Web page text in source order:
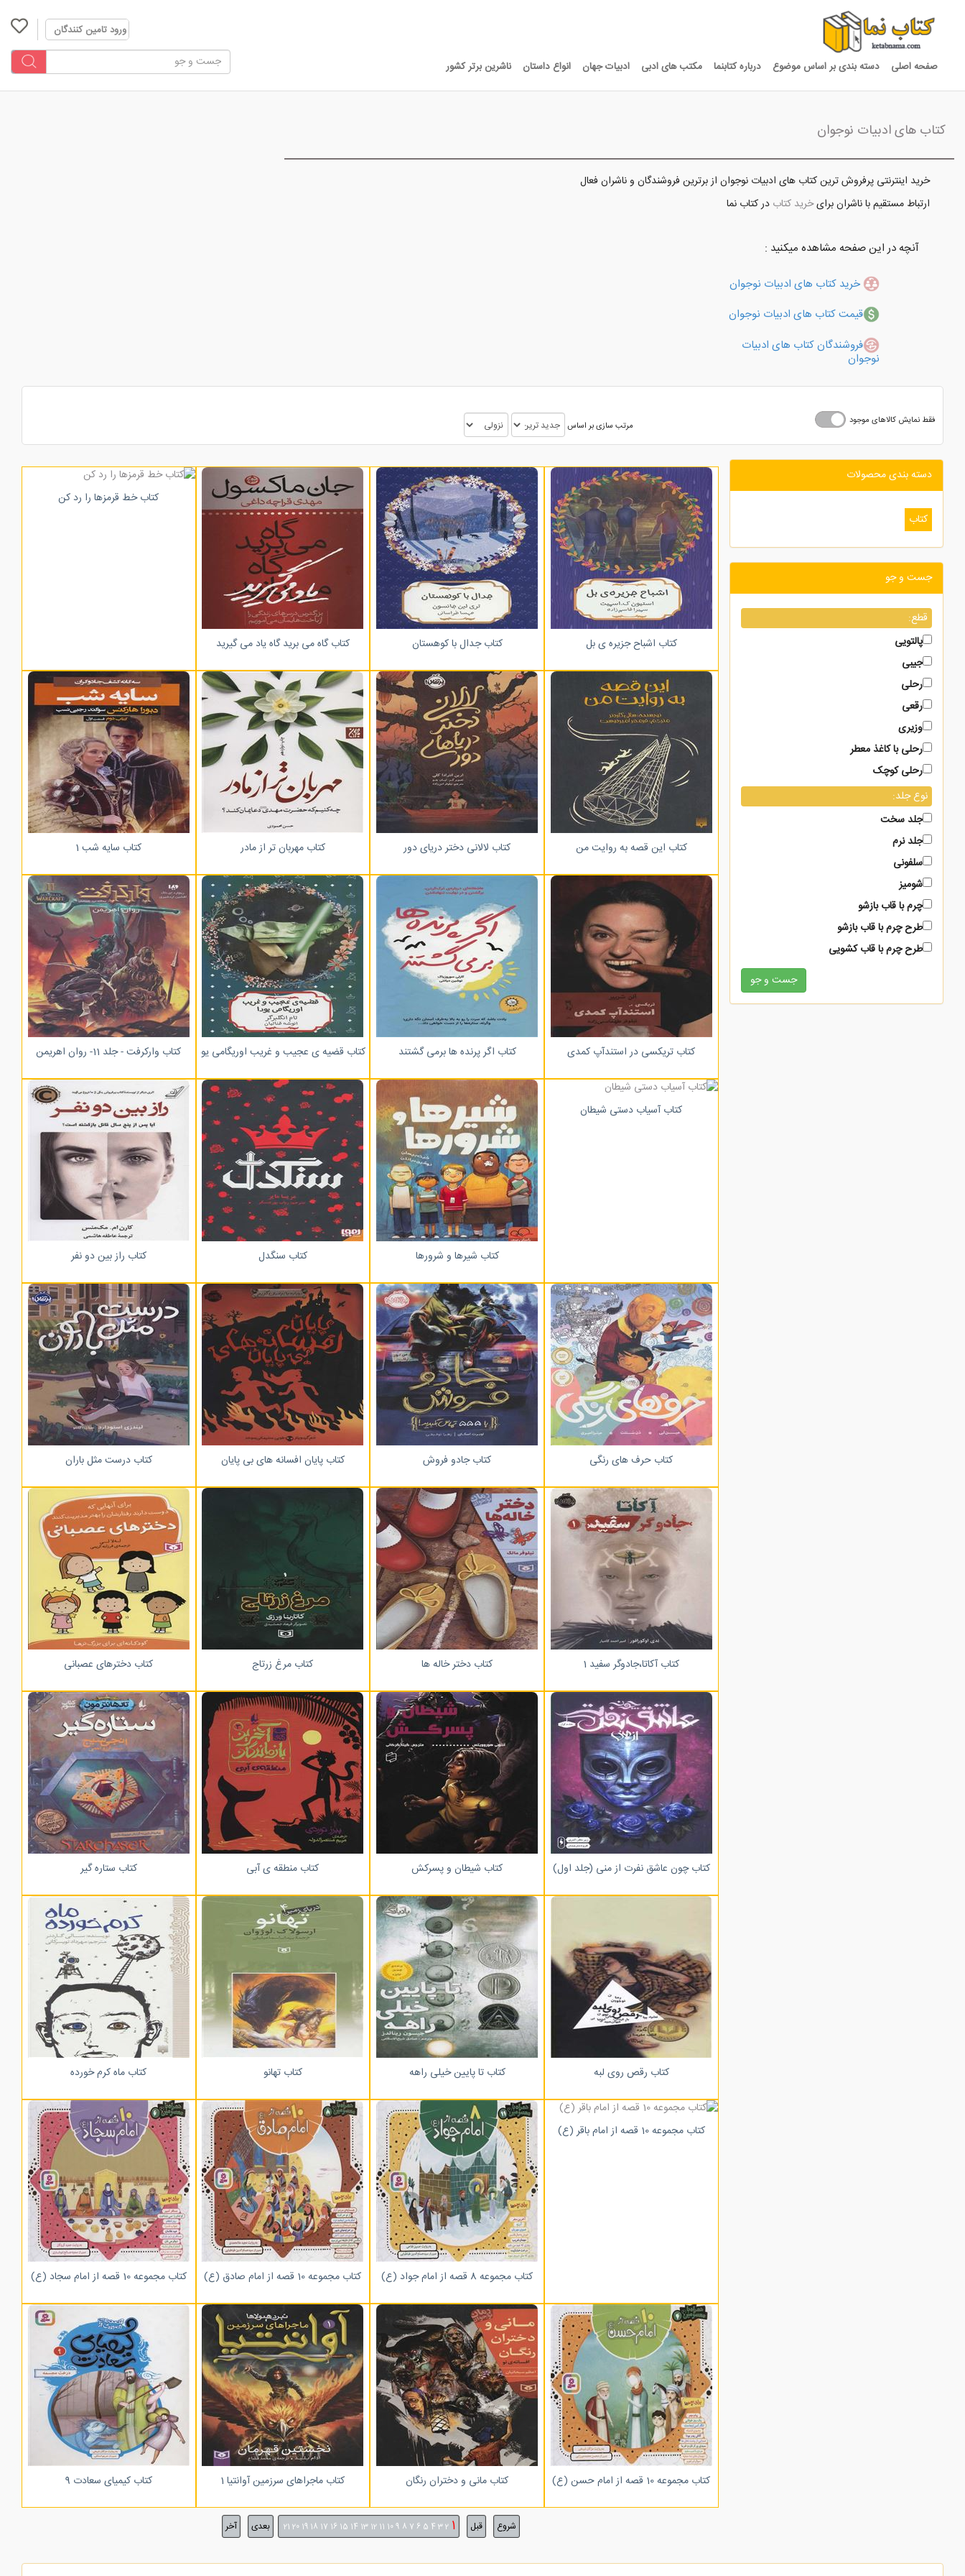
ورود تامین کنندگان
صفحه اصلی دسته بندی بر اساس موضوع درباره کتابنما مکتب های ادبی ادبیات جهان انواع داستان ناشرین برتر کشور
کتاب های ادبیات نوجوان
خرید اینترنتی پرفروش ترین کتاب های ادبیات نوجوان از برترین فروشندگان و ناشران فعال
ارتباط مستقیم با ناشران برایخرید کتاب در کتاب نما
آنچه در این صفحه مشاهده میکنید :
خرید کتاب های ادبیات نوجوان
قیمت کتاب های ادبیات نوجوان
فروشندگان کتاب های ادبیات
نوجوان
فقط نمایش کالاهای موجود مرتب سازی بر اساس
دسته بندی محصولات
کتاب
جست و جو
قطع:
پالتویی
جیبی
رحلی
رقعی
وزیری
رحلی با کاغذ معطر
رحلی کوچک
سلطانی
وزیری با کاغذ معطر
خشتی
بیاضی
نوع جلد:
جلد سخت
جلد نرم
سلفونی
شومیز
چرم با قاب بازشو
طرح چرم با قاب بازشو
طرح چرم با قاب کشویی
کتاب اشباح جزیره ی بل کتاب جدال با کوهستان کتاب گاه می برید گاه یاد می گیرید
کتاب خط قرمزها را رد کن
کتاب این قصه به روایت من کتاب لالانی دختر دریای دور کتاب مهربان تر از مادر کتاب سایه شب 1
کتاب تریکسی در استندآپ کمدی کتاب اگر پرنده ها برمی گشتند کتاب قضیه ی عجیب و غریب اوریگامی یودا کتاب وارکرفت - جلد 11- روان اهریمن
کتاب آسیاب دستی شیطان
کتاب شیرها و شرورها کتاب سنگدل کتاب راز بین دو نفر
کتاب حرف های رنگی کتاب جادو فروش کتاب پایان افسانه های بی پایان کتاب درست مثل باران
کتاب آکاتا،جادوگر سفید 1 کتاب دختر خاله ها کتاب مرغ زرتاج کتاب دخترهای عصبانی
کتاب چون عاشق نفرت از منی (جلد اول) کتاب شیطان و پسرکش کتاب منطقه ی آبی کتاب ستاره گیر
کتاب رقص روی لبه کتاب تا پایین خیلی راهه کتاب تهانو کتاب ماه کرم خورده
کتاب مجموعه 10 قصه از امام باقر (ع)
کتاب مجموعه 8 قصه از امام جواد (ع) کتاب مجموعه 10 قصه از امام صادق (ع) کتاب مجموعه 10 قصه از امام سجاد (ع)
کتاب مجموعه 10 قصه از امام حسن (ع) کتاب مانی و دختران رنگان کتاب ماجراهای سرزمین آوانتیا 1 کتاب کیمیای سعادت 9
شروع قبل 1
2
3
4
5
6
7
8
9
10
11
12
13
14
15
16
17
18
19
20
21 بعدی آخر